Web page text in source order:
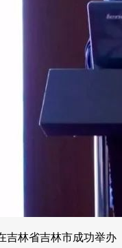
吉林省吉林市成功举办